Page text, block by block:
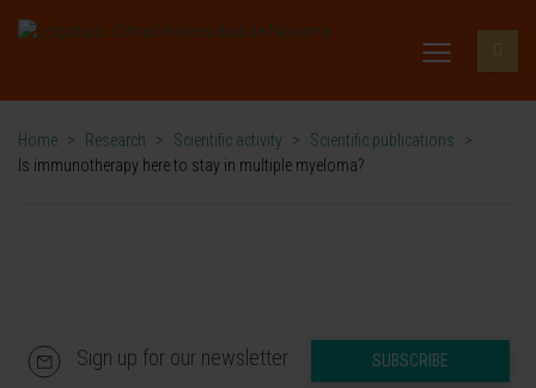
Home > Research > Scientific activity > Scientific publications
>
Is immunotherapy here to stay in multiple myeloma?
Sign up for our newsletter SUBSCRIBE